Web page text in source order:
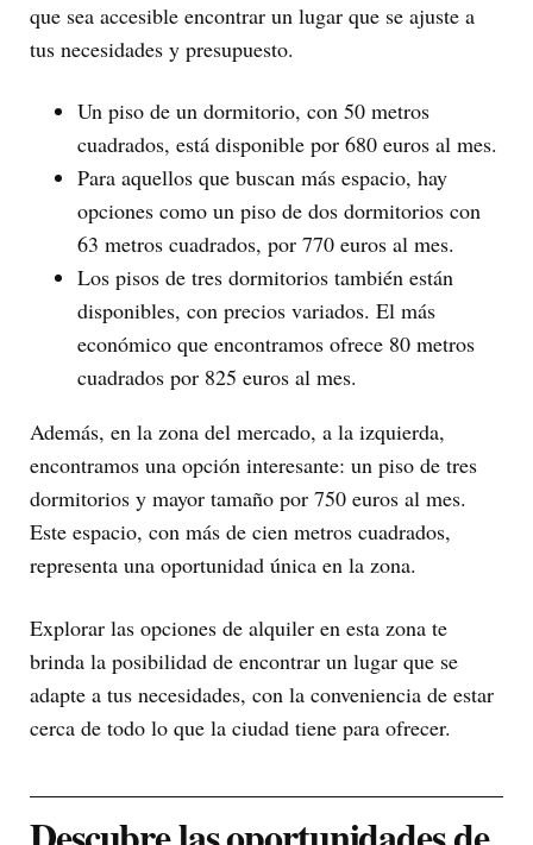
que sea accesible encontrar un lugar que se ajuste a
tus necesidades y presupuesto.
Un piso de un dormitorio, con 50 metros
cuadrados, está disponible por 680 euros al mes.
Para aquellos que buscan más espacio, hay
opciones como un piso de dos dormitorios con
63 metros cuadrados, por 770 euros al mes.
Los pisos de tres dormitorios también están
disponibles, con precios variados. El más
económico que encontramos ofrece 80 metros
cuadrados por 825 euros al mes.
Además, en la zona del mercado, a la izquierda,
encontramos una opción interesante: un piso de tres
dormitorios y mayor tamaño por 750 euros al mes.
Este espacio, con más de cien metros cuadrados,
representa una oportunidad única en la zona.
Explorar las opciones de alquiler en esta zona te
brinda la posibilidad de encontrar un lugar que se
adapte a tus necesidades, con la conveniencia de estar
cerca de todo lo que la ciudad tiene para ofrecer.